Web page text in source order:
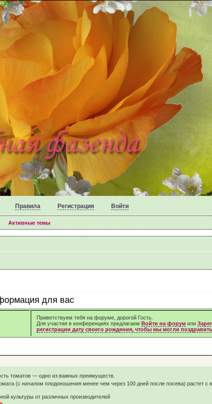
Правила Регистрация Войти
Активные темы
для вас
Приветствуем тебя на форуме, дорогой Гость.
Для участия в конференциях предлагаем Войти на форумили
регистрации дату своего рождения, чтобы мы могли
томатов — одно из важных преимуществ.
(с началом плодоношения менее чем через 100 дней после посева) растет с
культуры от различных производителей